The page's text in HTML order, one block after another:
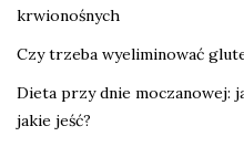
krwionośnych
Czy trzeba wyeliminować
Dieta przy dnie moczanowej:
jakie jeść?